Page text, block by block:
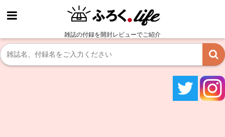
雑誌の付録を開封レビューでご紹介